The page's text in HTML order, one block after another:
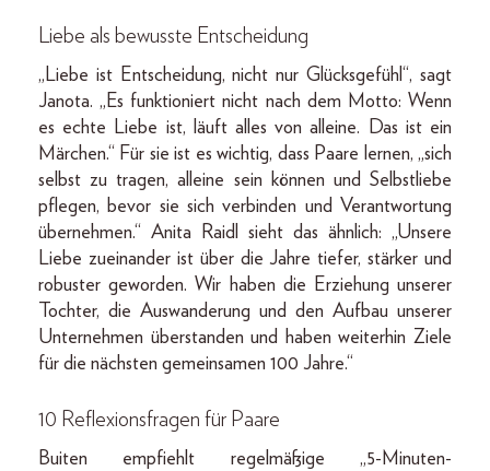
Liebe als bewusste Entscheidung
„Liebe ist Entscheidung, nicht nur Glücksgefühl“, sagt
Janota. „Es funktioniert nicht nach dem Motto: Wenn
es echte Liebe ist, läuft alles von alleine. Das ist ein
Märchen.“ Für sie ist es wichtig, dass Paare lernen, „sich
selbst zu tragen, alleine sein können und Selbstliebe
pflegen, bevor sie sich verbinden und Verantwortung
übernehmen.“ Anita Raidl sieht das ähnlich: „Unsere
Liebe zueinander ist über die Jahre tiefer, stärker und
robuster geworden. Wir haben die Erziehung unserer
Tochter, die Auswanderung und den Aufbau unserer
Unternehmen überstanden und haben weiterhin Ziele
für die nächsten gemeinsamen 100 Jahre.“
10 Reflexionsfragen für Paare
Buiten empfiehlt regelmäßige „5-Minuten-